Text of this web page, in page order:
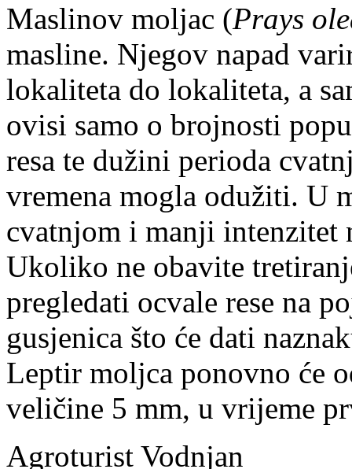
Maslinov moljac (Prays
masline. Njegov napad
lokaliteta do lokaliteta, a
ovisi samo o brojnosti
resa te dužini perioda
vremena mogla odužiti. U
cvatnjom i manji intenzitet
Ukoliko ne obavite
pregledati ocvale rese na
gusjenica što će dati
Leptir moljca ponovno će
veličine 5 mm, u vrijeme
Agroturist Vodnjan